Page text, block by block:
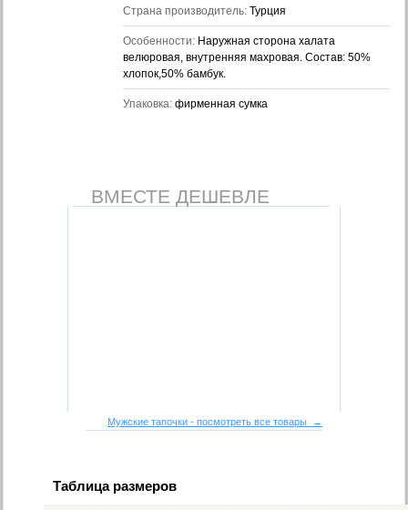
Страна производитель: Турция
Особенности: Наружная сторона халата
велюровая, внутренняя махровая. Состав: 50%
хлопок,50% бамбук.
Упаковка: фирменная сумка
ВМЕСТЕ ДЕШЕВЛЕ
Мужские тапочки - посмотреть все товары →
Таблица размеров